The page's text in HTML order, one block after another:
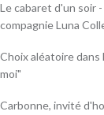
Le cabaret d'un soir
compagnie Luna
Choix aléatoire
moi"
Carbonne, invité